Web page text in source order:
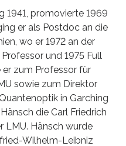
1941, promovierte 1969
er als Postdoc an die
wo er 1972 an der
und 1975 Full
er zum Professor für
sowie zum Direktor
in Garching
die Carl Friedrich
LMU. Hänsch wurde
Wilhelm-Leibniz